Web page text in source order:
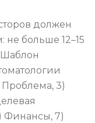
должен
больше 12–15
Проблема, 3)
Финансы, 7)